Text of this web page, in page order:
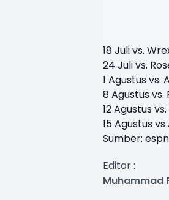
18 Juli vs.
24 Juli vs.
1 Agustus
8 Agustus vs.
12 Agustus
15 Agustus
Sumber:
Editor :
Muhammad